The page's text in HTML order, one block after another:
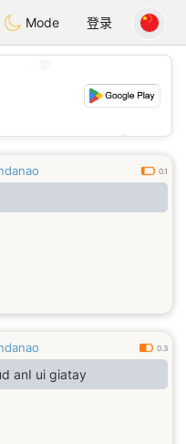
Chat
Mode 登录
💕
0.1
0.3
anI ui giatay